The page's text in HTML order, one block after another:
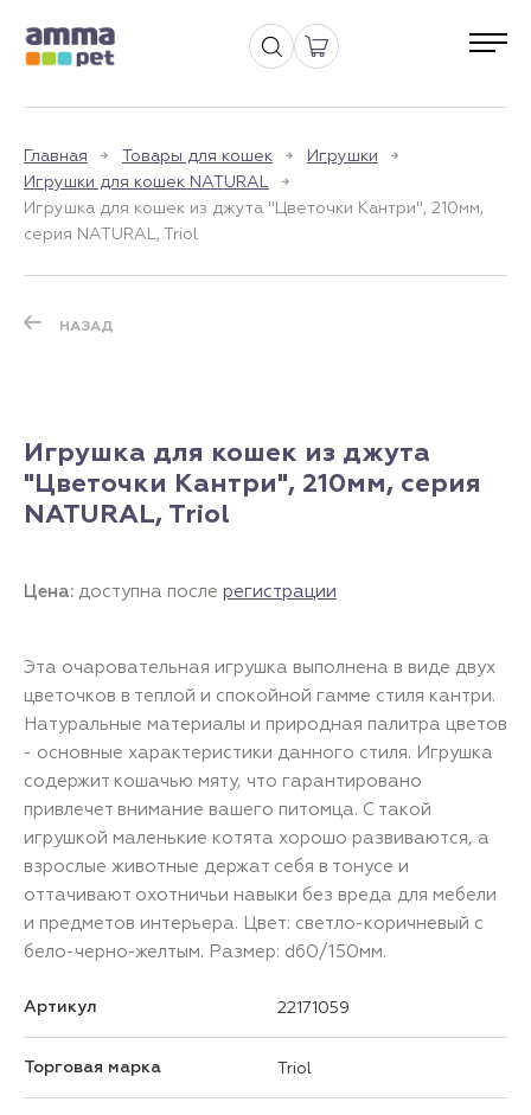
Главная Товары для кошек
Игрушки
Игрушки для кошек NATURAL
Игрушка для кошек из джута "Цветочки Кантри", 210мм,
серия NATURAL, Triol
НАЗАД
Игрушка для кошек из джута
"Цветочки Кантри", 210мм, серия
NATURAL, Triol
Цена: доступна после регистрации
Эта очаровательная игрушка выполнена в виде двух
цветочков в теплой и спокойной гамме стиля кантри.
Натуральные материалы и природная палитра цветов
- основные характеристики данного стиля. Игрушка
содержит кошачью мяту, что гарантировано
привлечет внимание вашего питомца. С такой
игрушкой маленькие котята хорошо развиваются, а
взрослые животные держат себя в тонусе и
оттачивают охотничьи навыки без вреда для мебели
и предметов интерьера. Цвет: светло-коричневый с
бело-черно-желтым. Размер: d60/150мм.
Артикул 22171059
Торговая марка Triol